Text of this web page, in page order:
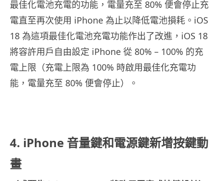
最佳化電池充電的功能，電量充至 80% 便會停止充
電直至再次使用 iPhone 為止以降低電池損耗。iOS
18 為這項最佳化電池充電功能作出了改進，iOS 18
將容許用戶自由設定 iPhone 從 80% – 100% 的充
電上限（充電上限為 100% 時啟用最佳化充電功
能，電量充至 80% 便會停止）。
4. iPhone 音量鍵和電源鍵新增按鍵動
畫